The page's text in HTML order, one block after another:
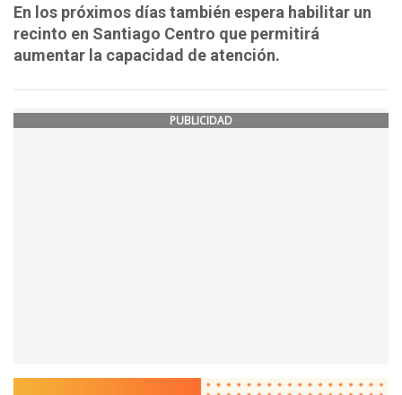
En los próximos días también espera habilitar un
recinto en Santiago Centro que permitirá
aumentar la capacidad de atención.
PUBLICIDAD